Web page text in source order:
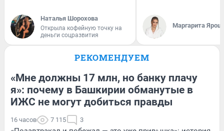
Наталья Шорохова
Открыла кофейную точку на
деньги соцразвития
Маргарита
РЕКОМЕНДУЕМ
«Мне должны 17 млн, но банку плачу
я»: почему в Башкирии обманутые в
ИЖС не могут добиться правды
16 часов 7 115 3